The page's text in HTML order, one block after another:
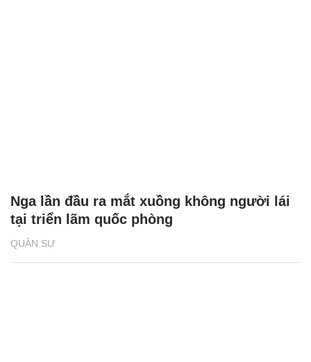
QUÂN SỰ
Nga lần đầu ra mắt xuồng không người lái
tại triển lãm quốc phòng